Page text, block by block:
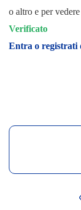
o altro e per
Verificato
Entra o registrati